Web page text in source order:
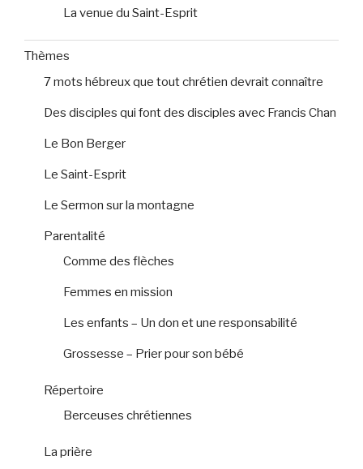
La venue du Saint-Esprit
Thèmes
7 mots hébreux que tout chrétien devrait connaître
Des disciples qui font des disciples avec Francis Chan
Le Bon Berger
Le Saint-Esprit
Le Sermon sur la montagne
Parentalité
Comme des flèches
Femmes en mission
Les enfants – Un don et une responsabilité
Grossesse – Prier pour son bébé
Répertoire
Berceuses chrétiennes
La prière